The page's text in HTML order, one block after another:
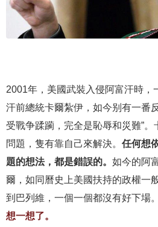
2001年，美國武裝入侵阿富汗時，
汗前總統卡爾紮伊，如今别有一番
受戰争蹂躏，完全是恥辱和災難”
問題，隻有靠自己來解決。 任何想
題的想法，都是錯誤的。 如今的阿
爾，如同曆史上美國扶持的政權一
到巴列維，一個一個都沒有好下場。
想一想了。